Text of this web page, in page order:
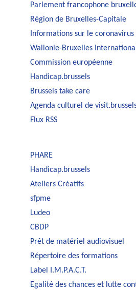
Parlement francophone
Région de Bruxelles-Capitale
Informations sur le coronavirus
Wallonie-Bruxelles International
Commission européenne
Handicap.brussels
Brussels take care
Agenda culturel de
Flux RSS
PHARE
Handicap.brussels
Ateliers Créatifs
sfpme
Ludeo
CBDP
Prêt de matériel audiovisuel
Répertoire des formations
Label I.M.P.A.C.T.
Egalité des chances et lutte